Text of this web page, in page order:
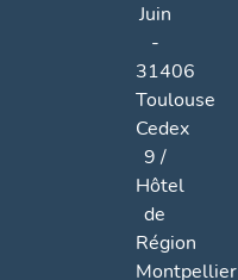
Juin
-
31406
Toulouse
Cedex
9 /
Hôtel
de
Région
Montpellier